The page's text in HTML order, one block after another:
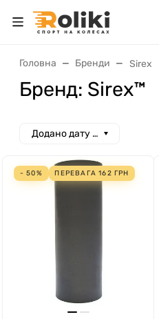
Головна Бренди Sirex
Бренд: Sirex™
Додано дату спад
- 50% ПЕРЕВАГА162 ГРН